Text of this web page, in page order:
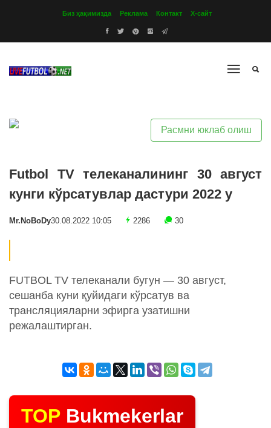
Биз ҳақимизда Реклама Контакт Х-сайт
Расмни юклаб олиш
Futbol TV телеканалининг 30 август
кунги кўрсатувлар дастури 2022 y
Mr.NoBoDy30.08.2022 10:05 2286 30
FUTBOL TV телеканали бугун — 30 август,
сешанба куни қуйидаги кўрсатув ва
трансляцияларни эфирга узатишни
режалаштирган.
TOP Bukmekerlar